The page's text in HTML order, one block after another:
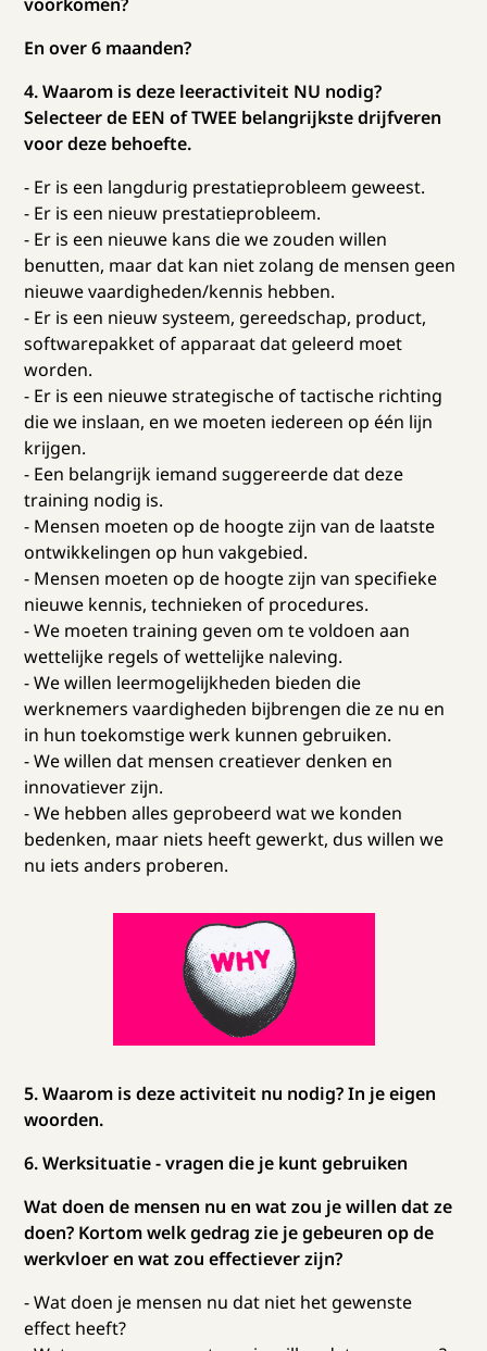
En over 6 maanden?
4. Waarom is deze leeractiviteit NU nodig?
Selecteer de EEN of TWEE belangrijkste drijfveren
voor deze behoefte.
- Er is een langdurig prestatieprobleem geweest.
- Er is een nieuw prestatieprobleem.
- Er is een nieuwe kans die we zouden willen
benutten, maar dat kan niet zolang de mensen geen
nieuwe vaardigheden/kennis hebben.
- Er is een nieuw systeem, gereedschap, product,
softwarepakket of apparaat dat geleerd moet
worden.
- Er is een nieuwe strategische of tactische richting
die we inslaan, en we moeten iedereen op één lijn
krijgen.
- Een belangrijk iemand suggereerde dat deze
training nodig is.
- Mensen moeten op de hoogte zijn van de laatste
ontwikkelingen op hun vakgebied.
- Mensen moeten op de hoogte zijn van specifieke
nieuwe kennis, technieken of procedures.
- We moeten training geven om te voldoen aan
wettelijke regels of wettelijke naleving.
- We willen leermogelijkheden bieden die
werknemers vaardigheden bijbrengen die ze nu en
in hun toekomstige werk kunnen gebruiken.
- We willen dat mensen creatiever denken en
innovatiever zijn.
- We hebben alles geprobeerd wat we konden
bedenken, maar niets heeft gewerkt, dus willen we
nu iets anders proberen.
5. Waarom is deze activiteit nu nodig? In je eigen
woorden.
6. Werksituatie - vragen die je kunt gebruiken
Wat doen de mensen nu en wat zou je willen dat ze
doen? Kortom welk gedrag zie je gebeuren op de
werkvloer en wat zou effectiever zijn?
- Wat doen je mensen nu dat niet het gewenste
effect heeft?